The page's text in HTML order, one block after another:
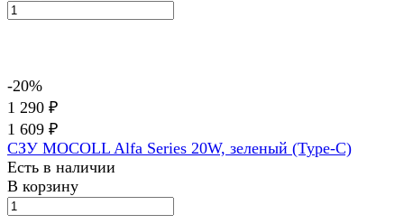
-20%
1 290 ₽
1 609 ₽
СЗУ MOCOLL Alfa Series 20W, зеленый (Type-C)
Есть в наличии
В корзину